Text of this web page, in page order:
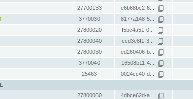
27700133 e6b68bc2-6...
3770030 8177a148-5...
27800020 f5bc4a51-0...
27800040 ccd3e8f1-3...
27800030 ed260406-b...
3770040 16508b11-4...
25463 0024cc40-d...
27800060 4dbce62d-a...